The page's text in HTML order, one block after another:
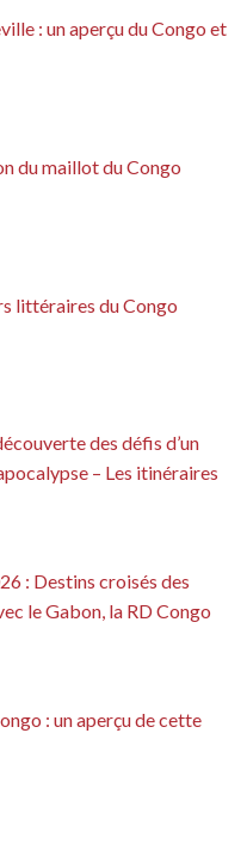
: un aperçu du Congo et
du maillot du Congo
littéraires du Congo
des défis d’un
– Les itinéraires
: Destins croisés des
le Gabon, la RD Congo
: un aperçu de cette